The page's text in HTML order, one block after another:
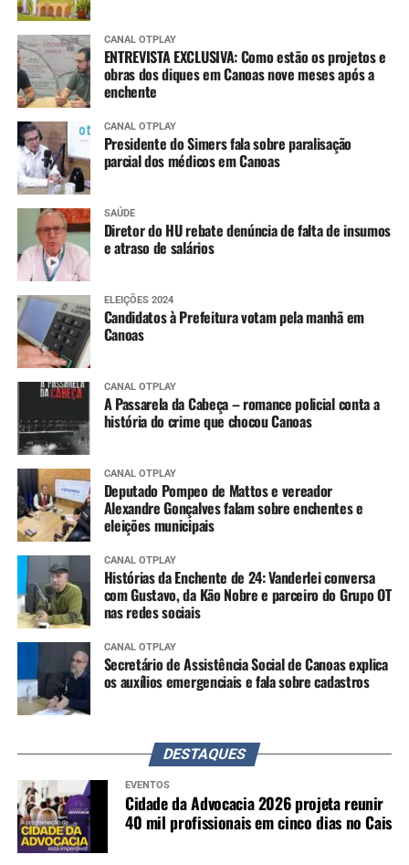
CANAL OTPLAY
ENTREVISTA EXCLUSIVA: Como estão os projetos e
obras dos diques em Canoas nove meses após a
enchente
CANAL OTPLAY
Presidente do Simers fala sobre paralisação
parcial dos médicos em Canoas
SAÚDE
Diretor do HU rebate denúncia de falta de insumos
e atraso de salários
ELEIÇÕES 2024
Candidatos à Prefeitura votam pela manhã em
Canoas
CANAL OTPLAY
A Passarela da Cabeça – romance policial conta a
história do crime que chocou Canoas
CANAL OTPLAY
Deputado Pompeo de Mattos e vereador
Alexandre Gonçalves falam sobre enchentes e
eleições municipais
CANAL OTPLAY
Histórias da Enchente de 24: Vanderlei conversa
com Gustavo, da Kão Nobre e parceiro do Grupo OT
nas redes sociais
CANAL OTPLAY
Secretário de Assistência Social de Canoas explica
os auxílios emergenciais e fala sobre cadastros
DESTAQUES
EVENTOS
Cidade da Advocacia 2026 projeta reunir
40 mil profissionais em cinco dias no Cais